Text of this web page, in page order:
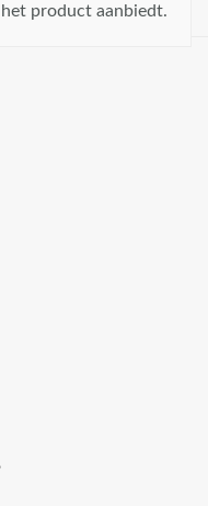
product aanbiedt.